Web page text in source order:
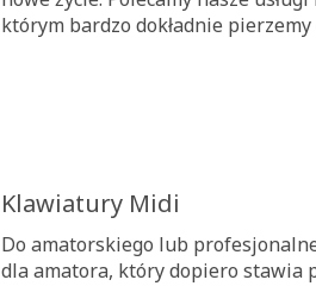
którym bardzo dokładnie pierzemy
Klawiatury Midi
Do amatorskiego lub
dla amatora, który dopiero stawia